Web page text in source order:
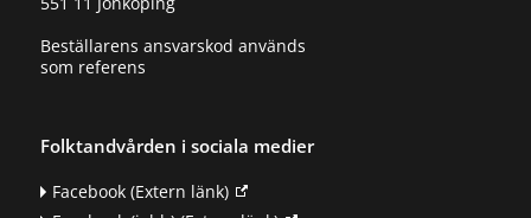
Beställarens ansvarskod används
som referens
Folktandvården i sociala medier
Facebook(Extern länk)